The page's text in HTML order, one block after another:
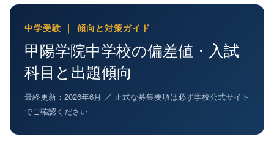
中学受験 ｜ 傾向と対策ガイド
甲陽学院中学校の偏差値・入試
科目と出題傾向
最終更新：2026年6月 ／ 正式な募集要項は必ず学校公式サイト
でご確認ください